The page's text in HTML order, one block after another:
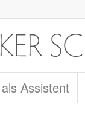
Assistent